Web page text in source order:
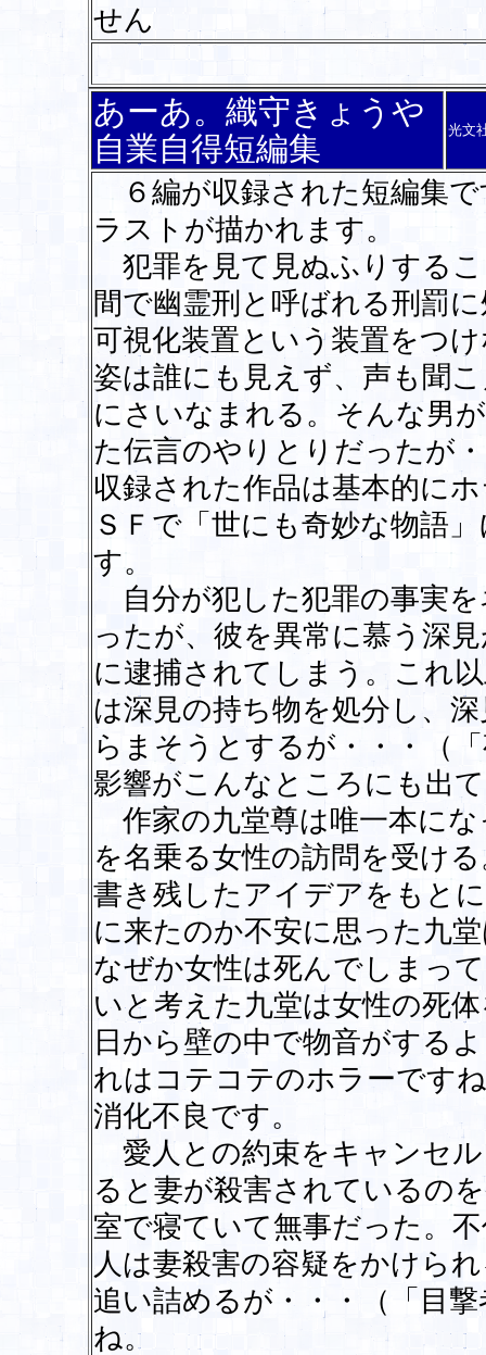
せん
あーあ。織守きょうや
自業自得短編集
光文
６編が収録された短編集
ラストが描かれます。
犯罪を見て見ぬふりする
間で幽霊刑と呼ばれる刑罰
可視化装置という装置をつ
姿は誰にも見えず、声も聞
にさいなまれる。そんな男
た伝言のやりとりだったが
収録された作品は基本的に
ＳＦで「世にも奇妙な物語
す。
自分が犯した犯罪の事実
ったが、彼を異常に慕う深
に逮捕されてしまう。これ
は深見の持ち物を処分し、
らまそうとするが・・・（
影響がこんなところにも出
作家の九堂尊は唯一本に
を名乗る女性の訪問を受け
書き残したアイデアをもと
に来たのか不安に思った九
なぜか女性は死んでしまっ
いと考えた九堂は女性の死
日から壁の中で物音がする
れはコテコテのホラーです
消化不良です。
愛人との約束をキャンセ
ると妻が殺害されているの
室で寝ていて無事だった。
人は妻殺害の容疑をかけら
追い詰めるが・・・（「目
ね。